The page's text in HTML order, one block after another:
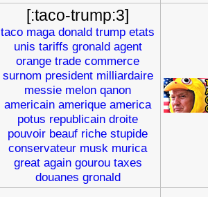
[:taco-trump:3]
taco maga donald trump etats
unis tariffs gronald agent
orange trade commerce
surnom president milliardaire
messie melon qanon
americain amerique america
potus republicain droite
pouvoir beauf riche stupide
conservateur musk murica
great again gourou taxes
douanes gronald